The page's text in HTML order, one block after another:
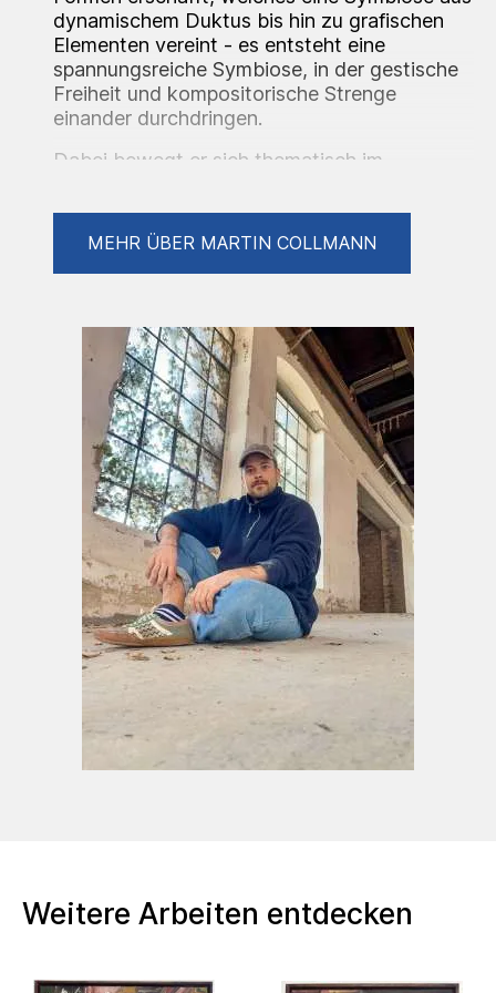
dynamischem Duktus bis hin zu grafischen
Elementen vereint - es entsteht eine
spannungsreiche Symbiose, in der gestische
Freiheit und kompositorische Strenge
einander durchdringen.
Dabei bewegt er sich thematisch im
Figuration und lotet die fragile Balance
zwischen Nähe und Distanz im menschlichen
Sehnsucht nach Intimität als auch die
Notwendigkeit von Individualität
widerspiegeln.
Auszeichnungen/ Nominierungen:
ausgezeichnet mit dem Kunstpreis der
Stadt Georgsmarienhütte (Kunst- und
Kulturstiftung) 2024
ausgezeichnet mit dem Kunstförderpreis
des Bundesverband bildender
Künstler:innen (2019)
nominiert für den Kunstpreis Osnabrück
2024
MEHR ÜBER MARTIN COLLMANN
Weitere Arbeiten entdecken